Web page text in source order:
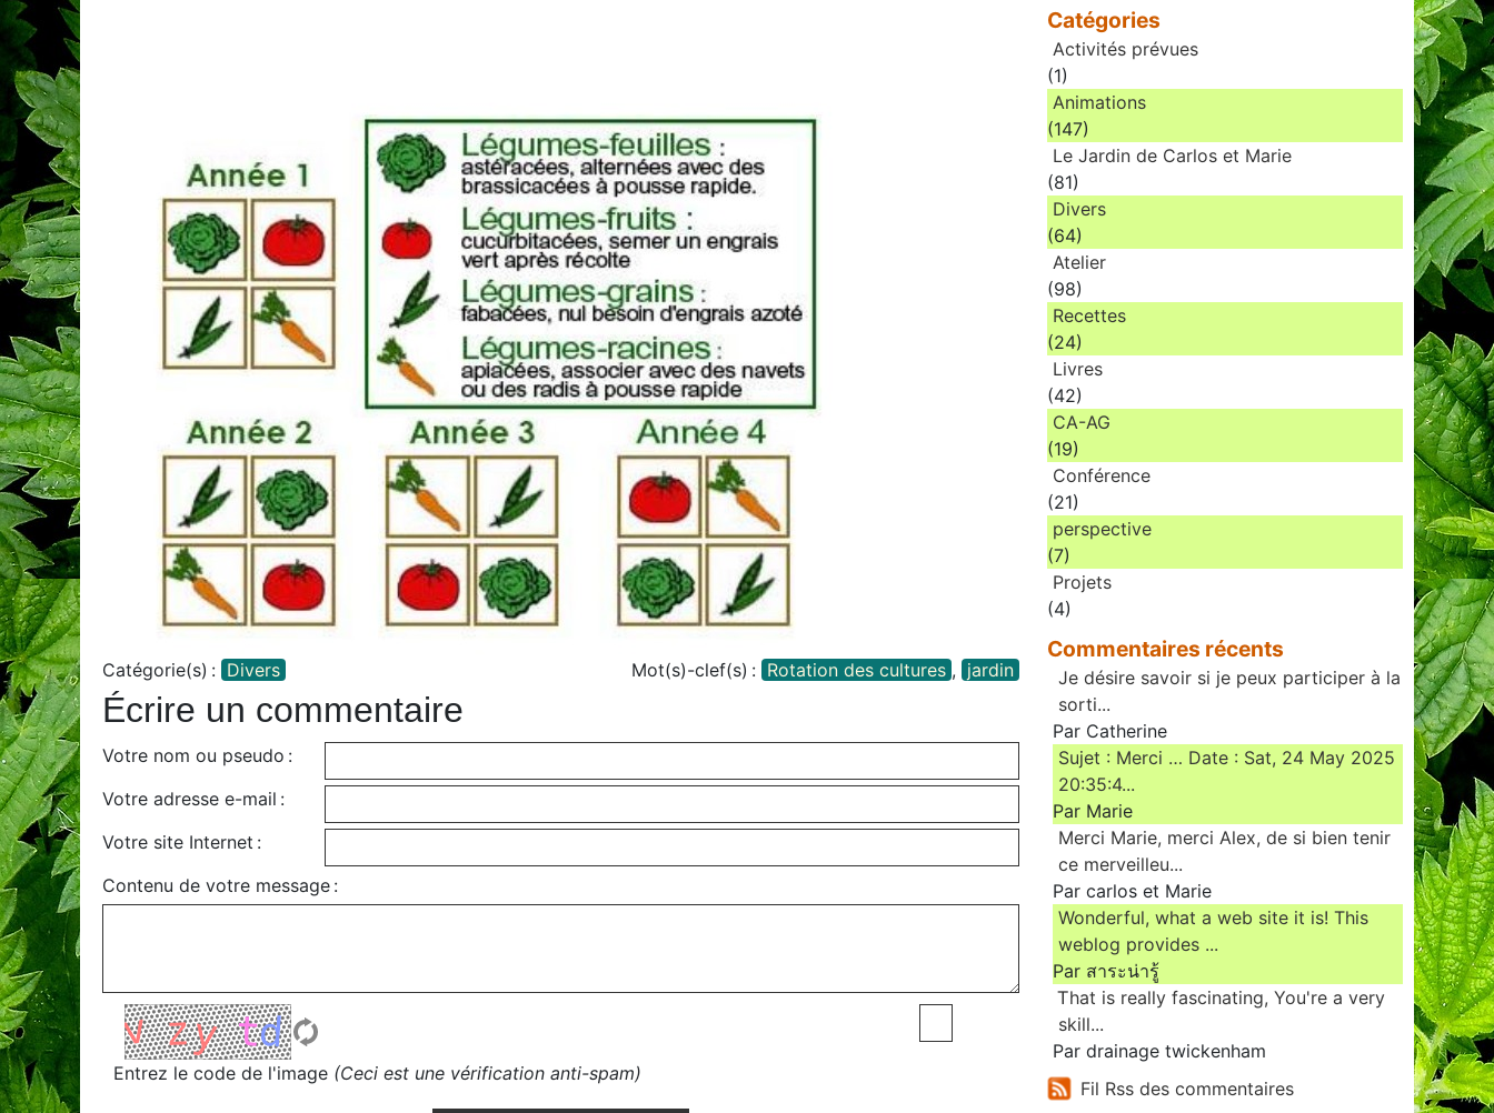
Catégorie(s) : Divers Mot(s)-clef(s) : Rotation des cultures , jardin
Écrire un commentaire
Votre nom ou pseudo :
Votre adresse e-mail :
Votre site Internet :
Contenu de votre message :
Entrez le code de l'image (Ceci est une vérification anti-spam)
Catégories
Activités prévues
(1)
Animations
(147)
Le Jardin de Carlos et Marie
(81)
Divers
(64)
Atelier
(98)
Recettes
(24)
Livres
(42)
CA-AG
(19)
Conférence
(21)
perspective
(7)
Projets
(4)
Commentaires récents
Je désire savoir si je peux participer à la
sorti...
Par Catherine
Sujet : Merci … Date : Sat, 24 May 2025
20:35:4...
Par Marie
Merci Marie, merci Alex, de si bien tenir
ce merveilleu...
Par carlos et Marie
Wonderful, what a web site it is! This
weblog provides ...
Par สาระน่ารู้
Ꭲhat is really fascinating, You'rе a very
skill...
Par drainage twickenham
Fil Rss des commentaires